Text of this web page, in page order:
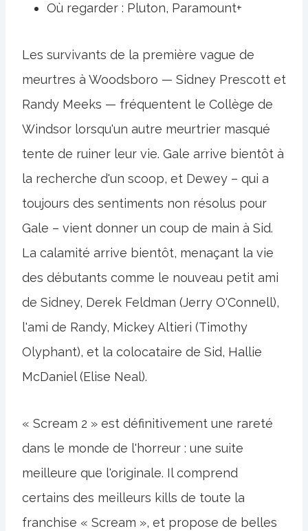
Où regarder : Pluton, Paramount+
Les survivants de la première vague de
meurtres à Woodsboro — Sidney Prescott et
Randy Meeks — fréquentent le Collège de
Windsor lorsqu'un autre meurtrier masqué
tente de ruiner leur vie. Gale arrive bientôt à
la recherche d'un scoop, et Dewey – qui a
toujours des sentiments non résolus pour
Gale – vient donner un coup de main à Sid.
La calamité arrive bientôt, menaçant la vie
des débutants comme le nouveau petit ami
de Sidney, Derek Feldman (Jerry O'Connell),
l'ami de Randy, Mickey Altieri (Timothy
Olyphant), et la colocataire de Sid, Hallie
McDaniel (Elise Neal).
« Scream 2 » est définitivement une rareté
dans le monde de l'horreur : une suite
meilleure que l'originale. Il comprend
certains des meilleurs kills de toute la
franchise « Scream », et propose de belles